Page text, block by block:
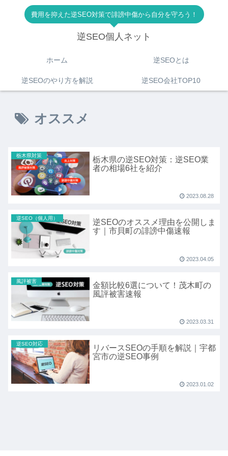
費用を抑えた逆SEO対策で誹謗中傷から自分を守ろう！
逆SEO個人ネット
ホーム 逆SEOとは
逆SEOのやり方を解説 逆SEO会社TOP10
オススメ
栃木県対策
栃木県の逆SEO対策：逆SEO業
者の相場6社を紹介
2023.08.28
逆SEO（個人用）
逆SEOのオススメ理由を公開しま
す｜市貝町の誹謗中傷速報
2023.04.05
風評被害
金額比較6選について！茂木町の
風評被害速報
2023.03.31
逆SEO対応
リバースSEOの手順を解説｜宇都
宮市の逆SEO事例
2023.01.02